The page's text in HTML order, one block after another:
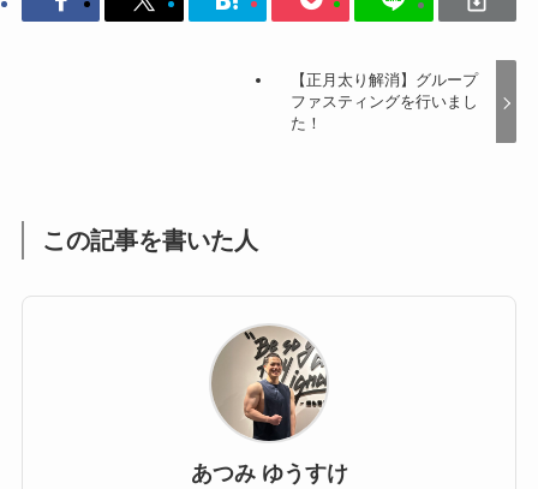
【正月太り解消】グループ
ファスティングを行いまし
た！
この記事を書いた人
あつみ ゆうすけ